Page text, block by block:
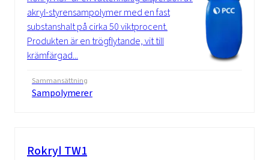
akryl-styrensampolymer med en fast
substanshalt på cirka 50 viktprocent.
Produkten är en trögflytande, vit till
krämfärgad...
Sammansättning
Sampolymerer
Rokryl TW1